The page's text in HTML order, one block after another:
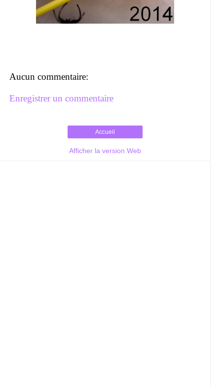
Aucun commentaire:
Enregistrer un commentaire
Accueil
Afficher la version Web